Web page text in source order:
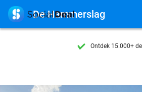
Ontdek 15.000+
10+ miljoen
 De Hammerslag